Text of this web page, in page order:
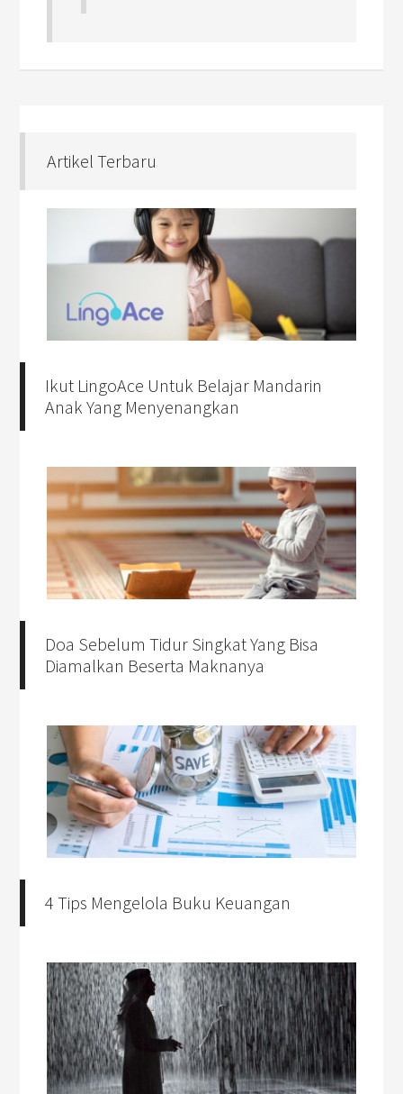
Artikel Terbaru
Ikut LingoAce Untuk Belajar Mandarin
Anak Yang Menyenangkan
Doa Sebelum Tidur Singkat Yang Bisa
Diamalkan Beserta Maknanya
4 Tips Mengelola Buku Keuangan